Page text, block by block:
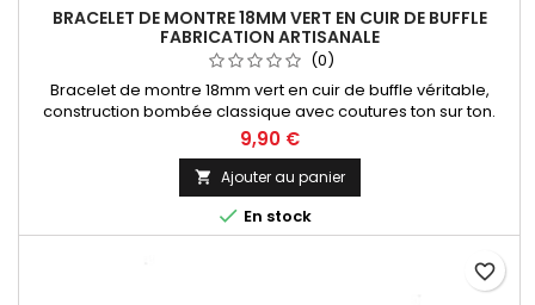
BRACELET DE MONTRE 18MM VERT EN CUIR DE BUFFLE
FABRICATION ARTISANALE
(0)
Bracelet de montre 18mm vert en cuir de buffle véritable,
construction bombée classique avec coutures ton sur ton.
Fabrication artisanale Made in Spain.
9,90 €
 Ajouter au panier
 En stock
favorite_border